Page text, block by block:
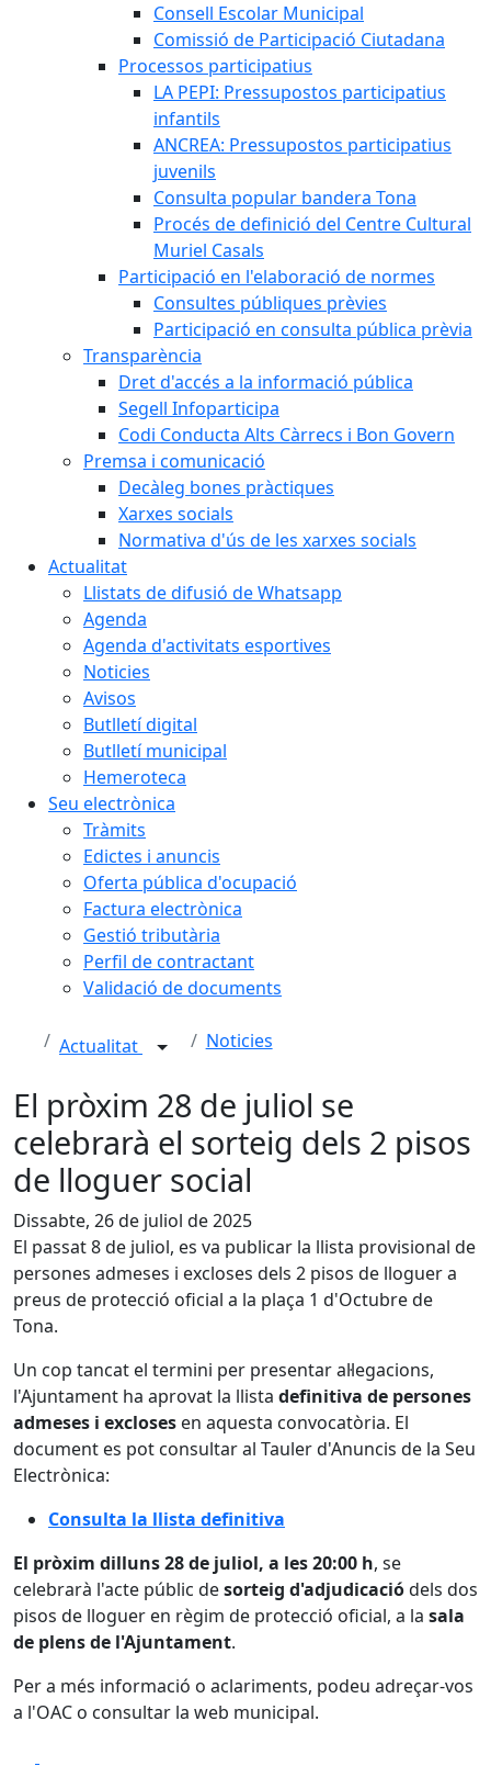
Consell Escolar Municipal
Comissió de Participació Ciutadana
Processos participatius
LA PEPI: Pressupostos participatius
infantils
ANCREA: Pressupostos participatius
juvenils
Consulta popular bandera Tona
Procés de definició del Centre Cultural
Muriel Casals
Participació en l'elaboració de normes
Consultes públiques prèvies
Participació en consulta pública prèvia
Transparència
Dret d'accés a la informació pública
Segell Infoparticipa
Codi Conducta Alts Càrrecs i Bon Govern
Premsa i comunicació
Decàleg bones pràctiques
Xarxes socials
Normativa d'ús de les xarxes socials
Actualitat
Llistats de difusió de Whatsapp
Agenda
Agenda d'activitats esportives
Noticies
Avisos
Butlletí digital
Butlletí municipal
Hemeroteca
Seu electrònica
Tràmits
Edictes i anuncis
Oferta pública d'ocupació
Factura electrònica
Gestió tributària
Perfil de contractant
Validació de documents
Actualitat Noticies
El pròxim 28 de juliol se
celebrarà el sorteig dels 2 pisos
de lloguer social
Dissabte, 26 de juliol de 2025
El passat 8 de juliol, es va publicar la llista provisional de
persones admeses i excloses dels 2 pisos de lloguer a
preus de protecció oficial a la plaça 1 d'Octubre de
Tona.
Un cop tancat el termini per presentar al·legacions,
l'Ajuntament ha aprovat la llista definitiva de persones
admeses i excloses en aquesta convocatòria. El
document es pot consultar al Tauler d'Anuncis de la Seu
Electrònica:
Consulta la llista definitiva
El pròxim dilluns 28 de juliol, a les 20:00 h, se
celebrarà l'acte públic desorteig d'adjudicaciódels dos
pisos de lloguer en règim de protecció oficial, a la sala
de plens de l'Ajuntament.
Per a més informació o aclariments, podeu adreçar-vos
a l'OAC o consultar la web municipal.